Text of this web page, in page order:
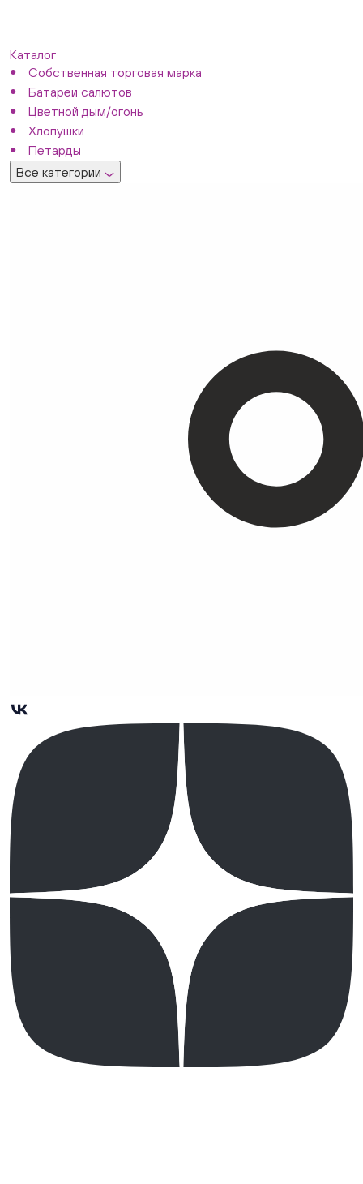
Каталог
Собственная торговая марка
Батареи салютов
Цветной дым/огонь
Хлопушки
Петарды
Все категории